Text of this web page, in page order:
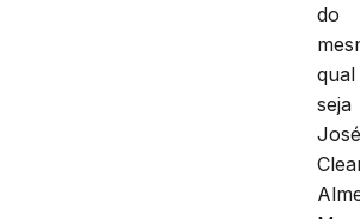
do
qual
seja